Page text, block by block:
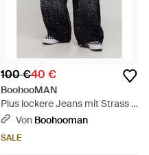
100 €40 €
BoohooMAN
Plus lockere Jeans mit Strass -
Schwarz
Von Boohooman
SALE